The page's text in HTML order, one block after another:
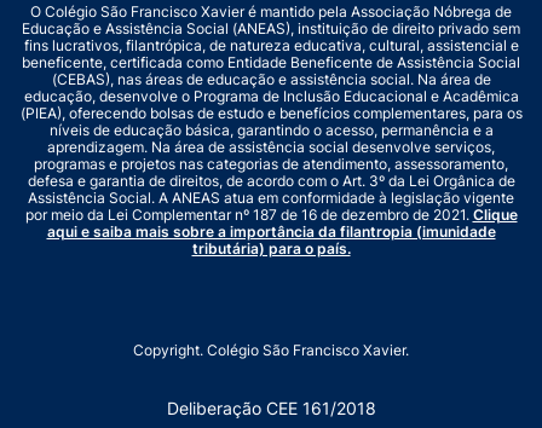
O Colégio São Francisco Xavier é mantido pela Associação Nóbrega de
Educação e Assistência Social (ANEAS), instituição de direito privado sem
fins lucrativos, filantrópica, de natureza educativa, cultural, assistencial e
beneficente, certificada como Entidade Beneficente de Assistência Social
(CEBAS), nas áreas de educação e assistência social. Na área de
educação, desenvolve o Programa de Inclusão Educacional e Acadêmica
(PIEA), oferecendo bolsas de estudo e benefícios complementares, para os
níveis de educação básica, garantindo o acesso, permanência e a
aprendizagem. Na área de assistência social desenvolve serviços,
programas e projetos nas categorias de atendimento, assessoramento,
defesa e garantia de direitos, de acordo com o Art. 3º da Lei Orgânica de
Assistência Social. A ANEAS atua em conformidade à legislação vigente
por meio da Lei Complementar nº 187 de 16 de dezembro de 2021. Clique
aqui e saiba mais sobre a importância da filantropia (imunidade
tributária) para o país.
Copyright. Colégio São Francisco Xavier.
Deliberação CEE 161/2018